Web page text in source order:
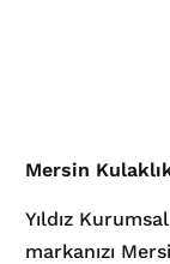
Mersin
Yıldız
markanızı